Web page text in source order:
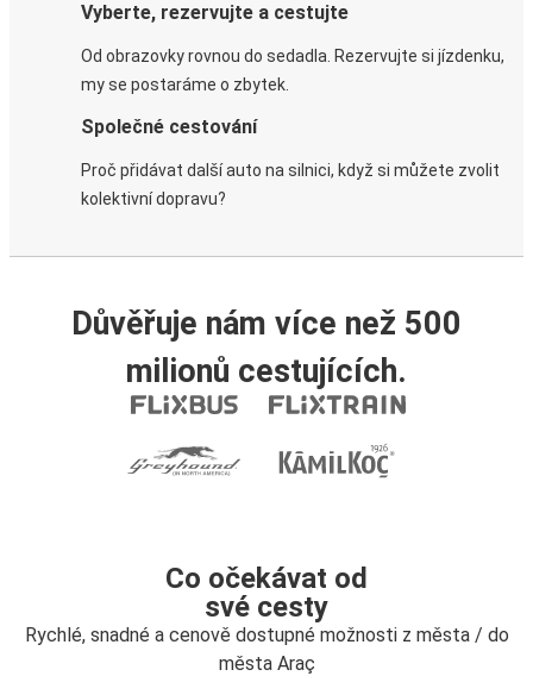
Vyberte, rezervujte a cestujte
Od obrazovky rovnou do sedadla. Rezervujte si jízdenku,
my se postaráme o zbytek.
Společné cestování
Proč přidávat další auto na silnici, když si můžete zvolit
kolektivní dopravu?
Důvěřuje nám více než 500
milionů cestujících.
Co očekávat od
své cesty
Rychlé, snadné a cenově dostupné možnosti z města / do
města Araç